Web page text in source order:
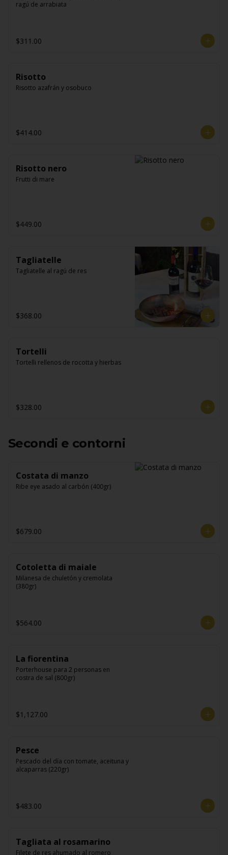
ragú de arrabiata
$311.00
Risotto
Risotto azafrán y osobuco
$414.00
Risotto nero
Frutti di mare
$449.00
Tagliatelle
Tagliatelle al ragú de res
$368.00
Tortelli
Tortelli rellenos de rocotta y hierbas
$328.00
Secondi e contorni
Costata di manzo
Ribe eye asado al carbón (400gr)
$679.00
Cotoletta di maiale
Milanesa de chuletón y cremolata
(380gr)
$564.00
La fiorentina
Porterhouse para 2 personas en
costra de sal (800gr)
$1,127.00
Pesce
Pescado del día con tomate, aceituna y
alcaparras (220gr)
$483.00
Tagliata al rosamarino
Filete de res ahumado al romero